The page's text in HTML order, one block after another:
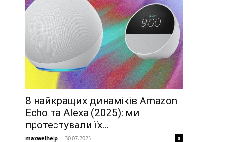
8 найкращих динаміків Amazon
Echo та Alexa (2025): ми
протестували їх...
maxwelhelp - 30.07.2025 0